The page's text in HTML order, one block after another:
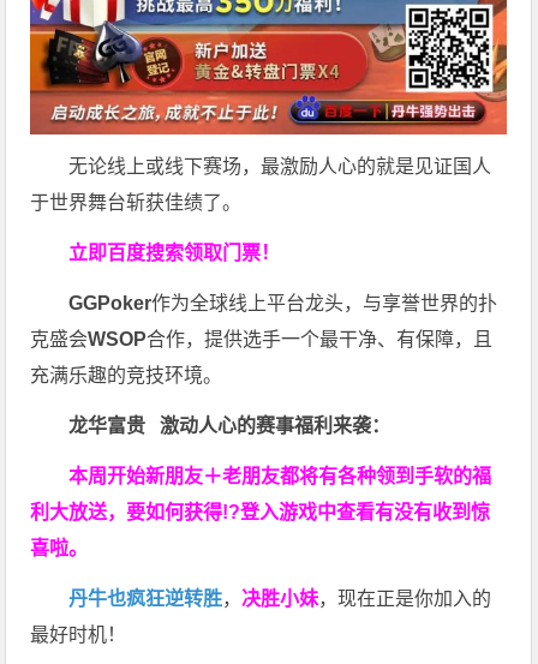
无论线上或线下赛场，最激励人心的就是见证国人
于世界舞台斩获佳绩了。
立即百度搜索领取门票！
GGPoker作为全球线上平台龙头，与享誉世界的扑
克盛会WSOP合作，提供选手一个最干净、有保障，且
充满乐趣的竞技环境。
龙华富贵 激动人心的赛事福利来袭：
本周开始新朋友＋老朋友都将有各种领到手软的福
利大放送，要如何获得!?登入游戏中查看有没有收到惊
喜啦。
丹牛也疯狂逆转胜， 决胜小妹，现在正是你加入的
最好时机！